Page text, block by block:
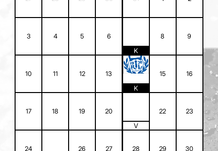
3 4 5 6
K
8 9
10 11 12 13
14
K
15 16
17 18 19 20
V
22 23
24 26 27 28 29 30